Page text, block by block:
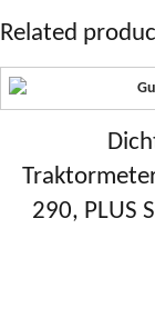
Related
290, PLUS